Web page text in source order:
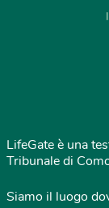
LifeGate è una
Tribunale di
Siamo il luogo